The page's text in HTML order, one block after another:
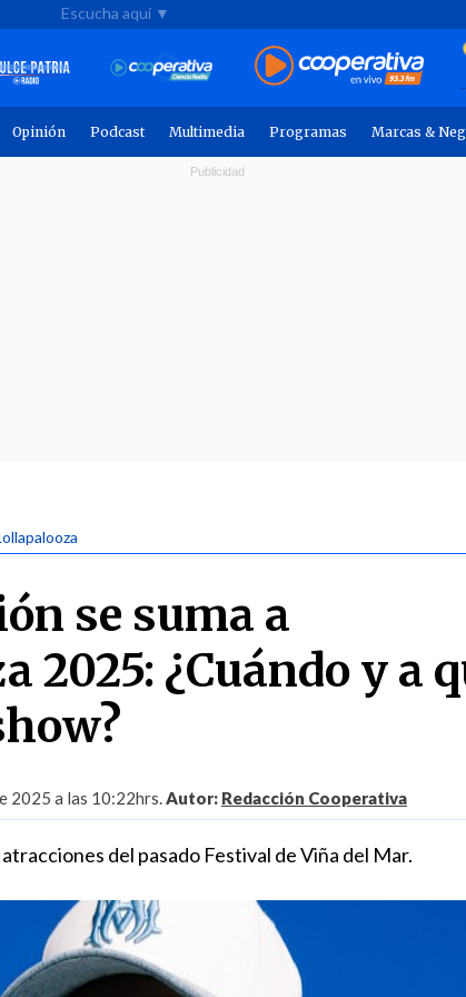
Escucha aquí ▼
Opinión Podcast Multimedia Programas Marcas &
se suma a
2025: ¿Cuándo y a
2025 a las 10:22hrs.Autor: Redacción Cooperativa
del pasado Festival de Viña del Mar.